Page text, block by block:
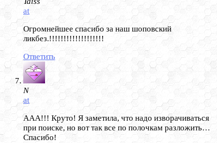
at
Огромнейшее спасибо за наш шоповский
ликбез.!!!!!!!!!!!!!!!!!!!
Ответить
N
at
ААА!!! Круто! Я заметила, что надо изворачиваться
при поиске, но вот так все по полочкам разложить…
Спасибо!